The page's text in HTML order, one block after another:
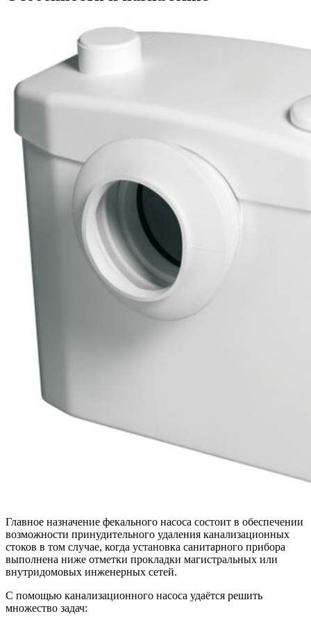
Главное назначение фекального насоса состоит в обеспечении
возможности принудительного удаления канализационных
стоков в том случае, когда установка санитарного прибора
выполнена ниже отметки прокладки магистральных или
внутридомовых инженерных сетей.
С помощью канализационного насоса удаётся решить
множество задач: